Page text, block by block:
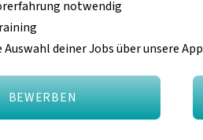
notwendig
Auswahl deiner Jobs über unsere App
BEWERBEN